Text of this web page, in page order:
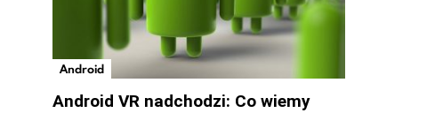
Android
Android VR nadchodzi: Co wiemy